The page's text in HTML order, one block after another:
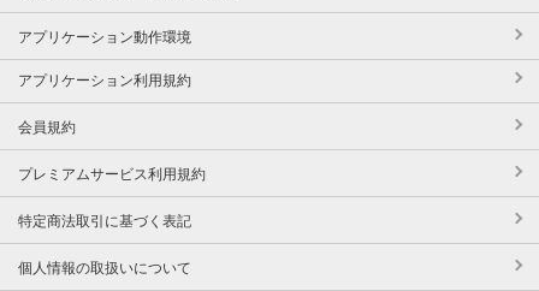
アプリケーション動作環境
アプリケーション利用規約
会員規約
プレミアムサービス利用規約
特定商法取引に基づく表記
個人情報の取扱いについて